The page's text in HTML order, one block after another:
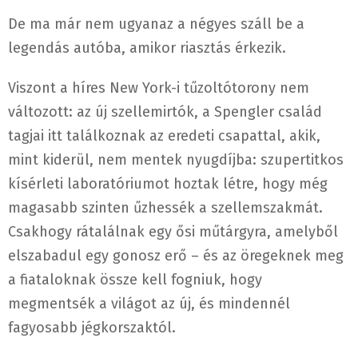
De ma már nem ugyanaz a négyes száll be a
legendás autóba, amikor riasztás érkezik.
Viszont a híres New York-i tűzoltótorony nem
változott: az új szellemirtók, a Spengler család
tagjai itt találkoznak az eredeti csapattal, akik,
mint kiderül, nem mentek nyugdíjba: szupertitkos
kísérleti laboratóriumot hoztak létre, hogy még
magasabb szinten űzhessék a szellemszakmát.
Csakhogy rátalálnak egy ősi műtárgyra, amelyből
elszabadul egy gonosz erő – és az öregeknek meg
a fiataloknak össze kell fogniuk, hogy
megmentsék a világot az új, és mindennél
fagyosabb jégkorszaktól.